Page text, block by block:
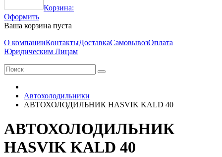
Корзина:
Оформить
Ваша корзина пуста
О компанииКонтактыДоставкаСамовывозОплата
Юридическим Лицам
Автохолодильники
АВТОХОЛОДИЛЬНИК HASVIK KALD 40
АВТОХОЛОДИЛЬНИК
HASVIK KALD 40